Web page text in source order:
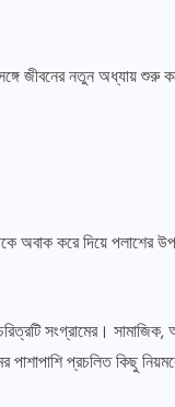
সঙ্গে জীবনের নতুন অধ্যায়
অবাক করে দিয়ে পলাশের
সংগ্রামের।
প্রচলিত কিছু